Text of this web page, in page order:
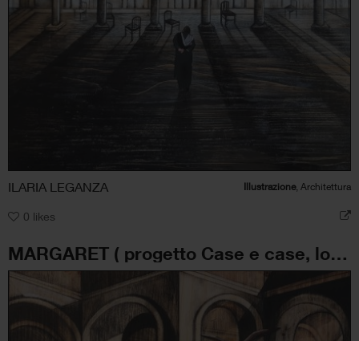
ILARIA LEGANZA Illustrazione, Architettura
0 likes
MARGARET ( progetto Case e case, lo spazio dell’uomo)